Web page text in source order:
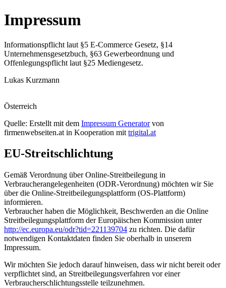
Impressum
Informationspflicht laut §5 E-Commerce Gesetz, §14
Unternehmensgesetzbuch, §63 Gewerbeordnung und
Offenlegungspflicht laut §25 Mediengesetz.
Lukas Kurzmann
Österreich
Quelle: Erstellt mit dem Impressum Generatorvon
firmenwebseiten.at in Kooperation mit trigital.at
EU-Streitschlichtung
Gemäß Verordnung über Online-Streitbeilegung in
Verbraucherangelegenheiten (ODR-Verordnung) möchten wir Sie
über die Online-Streitbeilegungsplattform (OS-Plattform)
informieren.
Verbraucher haben die Möglichkeit, Beschwerden an die Online
Streitbeilegungsplattform der Europäischen Kommission unter
http://ec.europa.eu/odr?tid=221139704 zu richten. Die dafür
notwendigen Kontaktdaten finden Sie oberhalb in unserem
Impressum.
Wir möchten Sie jedoch darauf hinweisen, dass wir nicht bereit oder
verpflichtet sind, an Streitbeilegungsverfahren vor einer
Verbraucherschlichtungsstelle teilzunehmen.